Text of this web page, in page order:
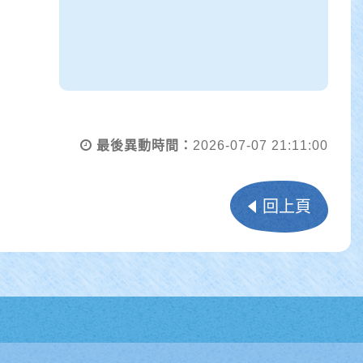
最後異動時間： 2026-07-07 21:11:00
回上頁